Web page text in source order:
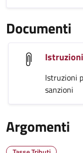
Documenti
Istruzioni
sanzioni
Argomenti